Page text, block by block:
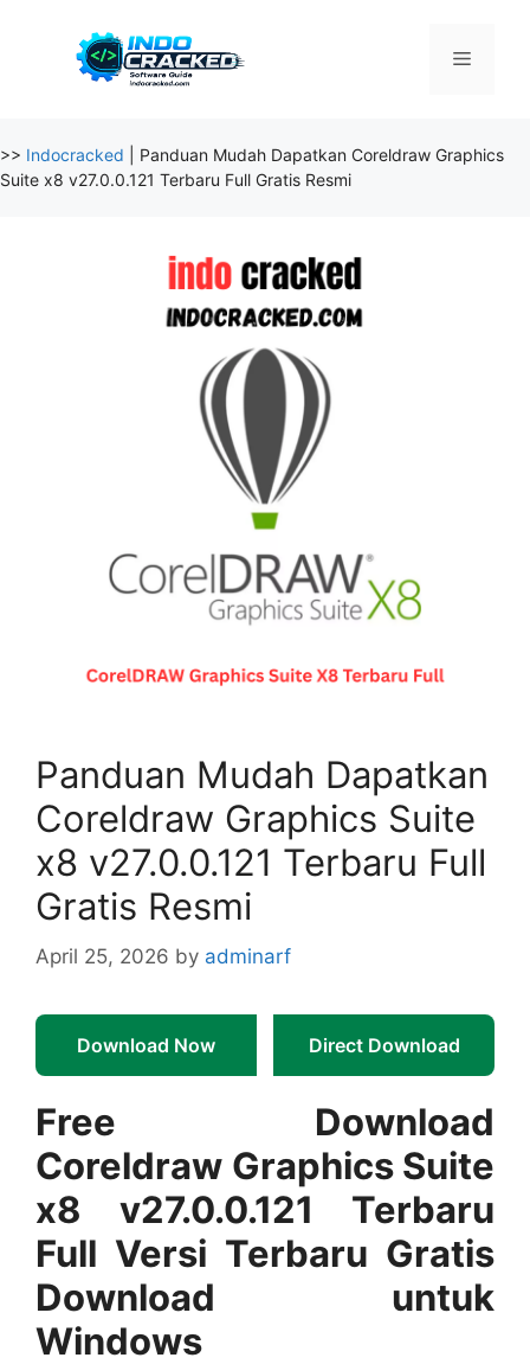
Menu
>> Indocracked
Panduan Mudah Dapatkan Coreldraw Graphics
Suite x8 v27.0.0.121 Terbaru Full Gratis Resmi
Panduan Mudah Dapatkan
Coreldraw Graphics Suite
x8 v27.0.0.121 Terbaru Full
Gratis Resmi
April 25, 2026 by adminarf
Download Now Direct Download
Free Download
Coreldraw Graphics Suite
x8 v27.0.0.121 Terbaru
Full Versi Terbaru Gratis
Download untuk
Windows